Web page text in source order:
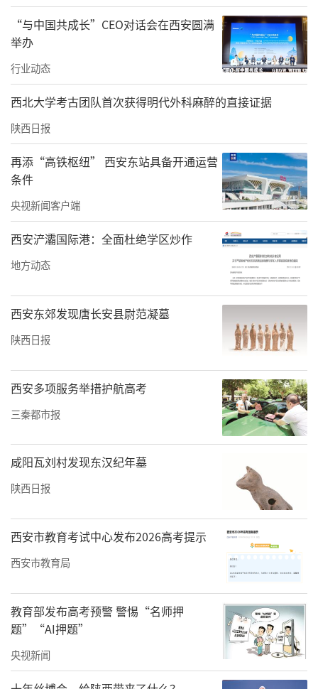
之旅。同时，湖北省文旅厅还组织了“陕鄂情
深高铁畅游”西十高铁首发仪式直播，5位来自
西安的百万粉丝网络大V受邀前来，将深入十
堰、武汉等地采风体验，全方位、多角度展现
荆楚胜景与人文魅力。
提前预热，打通西北客源市场
西十高铁尚在试运行阶段，湖北文旅市场的热
度已提前拉满。湖北省文旅厅将西十高铁文旅
联动作为拓展西北客源、打造秦楚黄金旅游走
廊的战略抓手，构建起“省级统筹、市州协
同、企业参与、陕鄂联动”的四级工作体系，
主动对接陕西省文旅厅，双方就文化交流、宣
传推广、线路产品打造等方面合作达成共识，
为高铁开通后的文旅协同奠定了坚实基础。
“与中国共成长”CEO对话会在西安圆满
举办
行业动态
西北大学考古团队首次获得明代外科麻醉的直接证据
陕西日报
再添“高铁枢纽” 西安东站具备开通运营
条件
央视新闻客户端
西安浐灞国际港：全面杜绝学区炒作
地方动态
西安东郊发现唐长安县尉范凝墓
陕西日报
西安多项服务举措护航高考
三秦都市报
咸阳瓦刘村发现东汉纪年墓
陕西日报
西安市教育考试中心发布2026高考提示
西安市教育局
教育部发布高考预警 警惕“名师押
题”“AI押题”
央视新闻